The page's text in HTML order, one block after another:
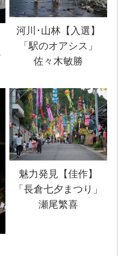
河川･山林【入選】
「駅のオアシス」
佐々木敏勝
魅力発見【佳作】
「長倉七夕まつり」
瀬尾繁喜